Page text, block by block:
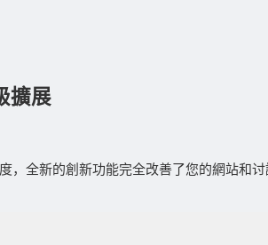
擴展
，全新的創新功能完全改善了您的網站和